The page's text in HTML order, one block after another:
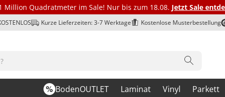
Million Quadratmeter im Sale! Nur bis zum 18.08. Jetzt Sale
Kurze Lieferzeiten: 3-7 Werktage Kostenlose Musterbestellung
BodenOUTLET Laminat Vinyl Parkett